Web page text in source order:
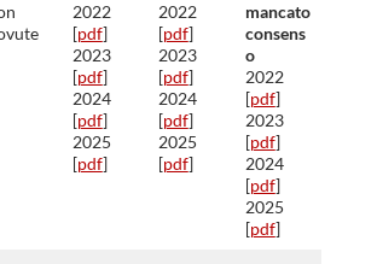
2022
[pdf]
2023
[pdf]
2024
[pdf]
2025
[pdf]
2022
[pdf]
2023
[pdf]
2024
[pdf]
2025
[pdf]
mancato
consens
o
2022
[pdf]
2023
[pdf]
2024
[pdf]
2025
[pdf]